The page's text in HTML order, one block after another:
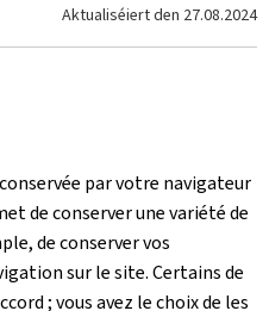
Aktualiséiert den 27.08.2024
par votre navigateur
de conserver une variété de
de conserver vos
sur le site. Certains de
; vous avez le choix de les